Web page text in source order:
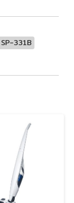
SP-331B